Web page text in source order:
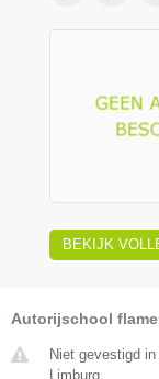
BEKIJK
Autorijschool
Niet gevestigd
Limburg.